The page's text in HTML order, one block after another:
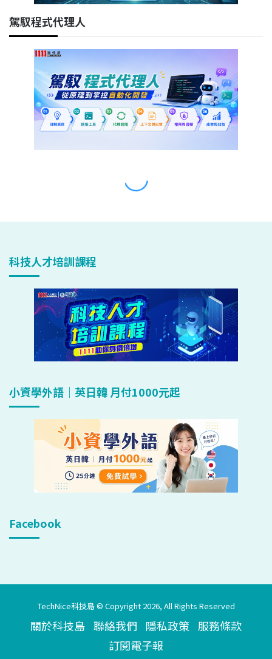
科技人才培訓課程
小資學外語｜英日韓 月付1000元起
Facebook
TechNice科技島 © Copyright 2026, All Rights Reserved
關於科技島 聯絡我們 隱私政策 服務條款
訂閱電子報